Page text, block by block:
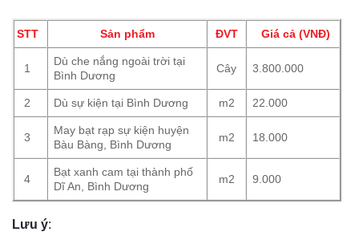
STT Sản phẩm ĐVT Giá cả (VNĐ)
1
Dù che nắng ngoài trời tại
Bình Dương
Cây 3.800.000
2 Dù sự kiện tại Bình Dương m2 22.000
3
May bạt rạp sự kiện huyện
Bàu Bàng, Bình Dương
m2 18.000
4
Bạt xanh cam tại thành phố
Dĩ An, Bình Dương
m2 9.000
Lưu ý: